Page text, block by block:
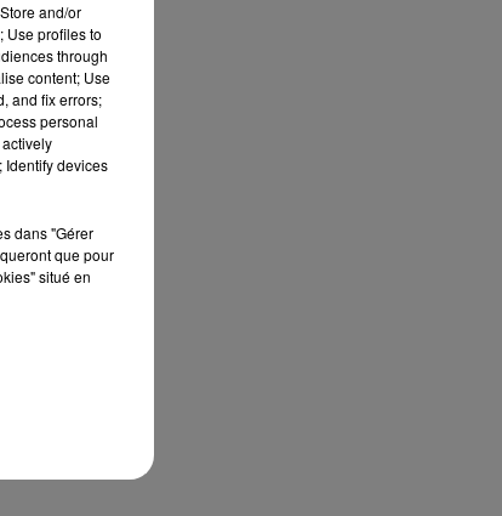
and/or
Use profiles to
through
content; Use
and fix errors;
personal
Identify devices
dans "Gérer
que pour
situé en